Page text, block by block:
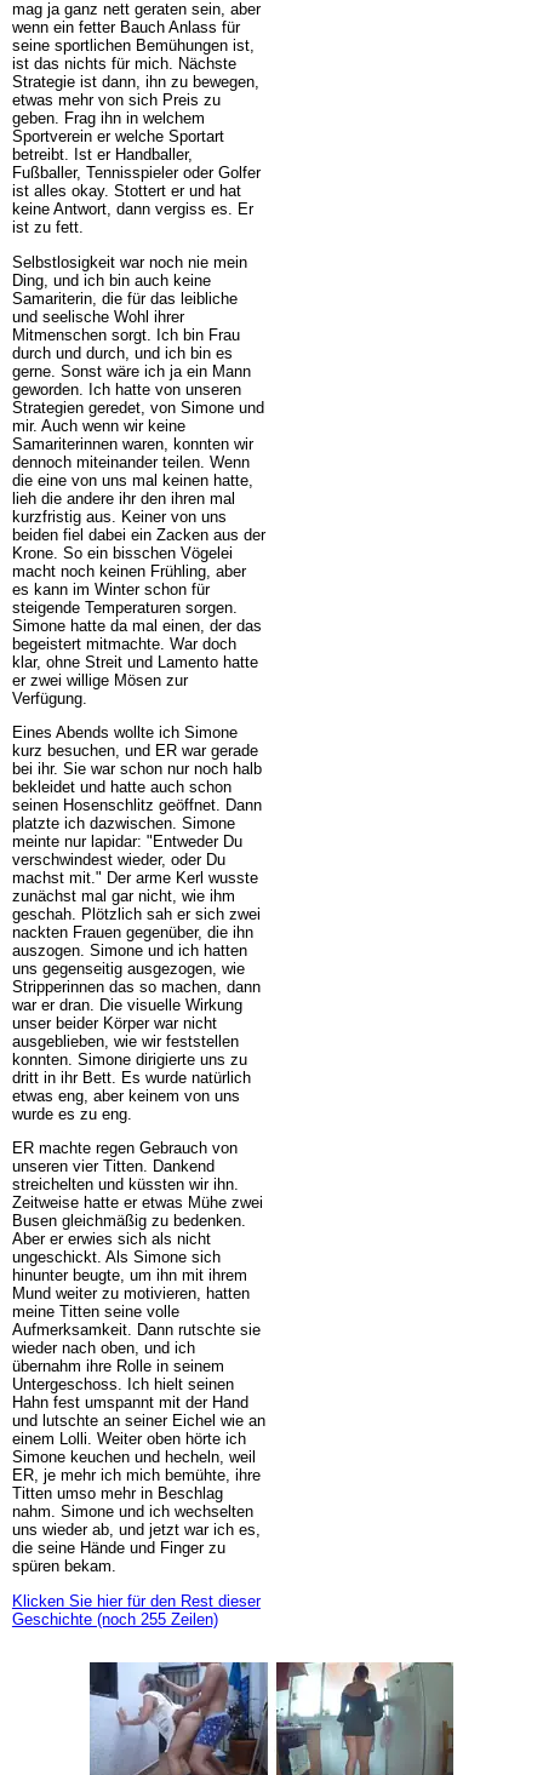
mag ja ganz nett geraten sein, aber
wenn ein fetter Bauch Anlass für
seine sportlichen Bemühungen ist,
ist das nichts für mich. Nächste
Strategie ist dann, ihn zu bewegen,
etwas mehr von sich Preis zu
geben. Frag ihn in welchem
Sportverein er welche Sportart
betreibt. Ist er Handballer,
Fußballer, Tennisspieler oder Golfer
ist alles okay. Stottert er und hat
keine Antwort, dann vergiss es. Er
ist zu fett.
Selbstlosigkeit war noch nie mein
Ding, und ich bin auch keine
Samariterin, die für das leibliche
und seelische Wohl ihrer
Mitmenschen sorgt. Ich bin Frau
durch und durch, und ich bin es
gerne. Sonst wäre ich ja ein Mann
geworden. Ich hatte von unseren
Strategien geredet, von Simone und
mir. Auch wenn wir keine
Samariterinnen waren, konnten wir
dennoch miteinander teilen. Wenn
die eine von uns mal keinen hatte,
lieh die andere ihr den ihren mal
kurzfristig aus. Keiner von uns
beiden fiel dabei ein Zacken aus der
Krone. So ein bisschen Vögelei
macht noch keinen Frühling, aber
es kann im Winter schon für
steigende Temperaturen sorgen.
Simone hatte da mal einen, der das
begeistert mitmachte. War doch
klar, ohne Streit und Lamento hatte
er zwei willige Mösen zur
Verfügung.
Eines Abends wollte ich Simone
kurz besuchen, und ER war gerade
bei ihr. Sie war schon nur noch halb
bekleidet und hatte auch schon
seinen Hosenschlitz geöffnet. Dann
platzte ich dazwischen. Simone
meinte nur lapidar: "Entweder Du
verschwindest wieder, oder Du
machst mit." Der arme Kerl wusste
zunächst mal gar nicht, wie ihm
geschah. Plötzlich sah er sich zwei
nackten Frauen gegenüber, die ihn
auszogen. Simone und ich hatten
uns gegenseitig ausgezogen, wie
Stripperinnen das so machen, dann
war er dran. Die visuelle Wirkung
unser beider Körper war nicht
ausgeblieben, wie wir feststellen
konnten. Simone dirigierte uns zu
dritt in ihr Bett. Es wurde natürlich
etwas eng, aber keinem von uns
wurde es zu eng.
ER machte regen Gebrauch von
unseren vier Titten. Dankend
streichelten und küssten wir ihn.
Zeitweise hatte er etwas Mühe zwei
Busen gleichmäßig zu bedenken.
Aber er erwies sich als nicht
ungeschickt. Als Simone sich
hinunter beugte, um ihn mit ihrem
Mund weiter zu motivieren, hatten
meine Titten seine volle
Aufmerksamkeit. Dann rutschte sie
wieder nach oben, und ich
übernahm ihre Rolle in seinem
Untergeschoss. Ich hielt seinen
Hahn fest umspannt mit der Hand
und lutschte an seiner Eichel wie an
einem Lolli. Weiter oben hörte ich
Simone keuchen und hecheln, weil
ER, je mehr ich mich bemühte, ihre
Titten umso mehr in Beschlag
nahm. Simone und ich wechselten
uns wieder ab, und jetzt war ich es,
die seine Hände und Finger zu
spüren bekam.
Klicken Sie hier für den Rest dieser
Geschichte (noch 255 Zeilen)